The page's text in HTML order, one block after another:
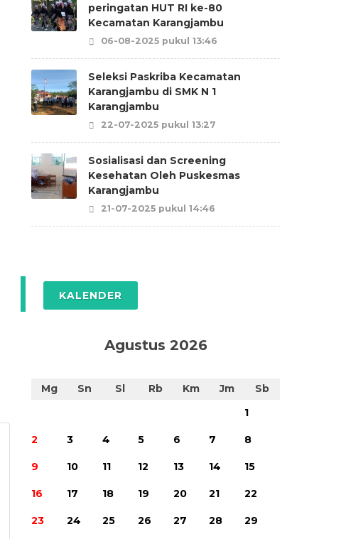
peringatan HUT RI ke-80
Kecamatan Karangjambu
06-08-2025 pukul 13:46
Seleksi Paskriba Kecamatan
Karangjambu di SMK N 1
Karangjambu
22-07-2025 pukul 13:27
Sosialisasi dan Screening
Kesehatan Oleh Puskesmas
Karangjambu
21-07-2025 pukul 14:46
KALENDER
Agustus 2026
Mg Sn Sl Rb Km Jm
Sb
1
2 3 4 5 6 7 8
9 10 11 12 13 14 15
16 17 18 19 20 21 22
23 24 25 26 27 28 29